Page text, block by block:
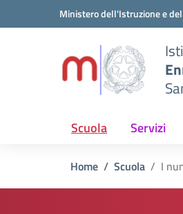
Vai ai contenuti
Vai al menu di navigazione
Ministero dell'Istruzione e
Scuola Servizi
Home Scuola I